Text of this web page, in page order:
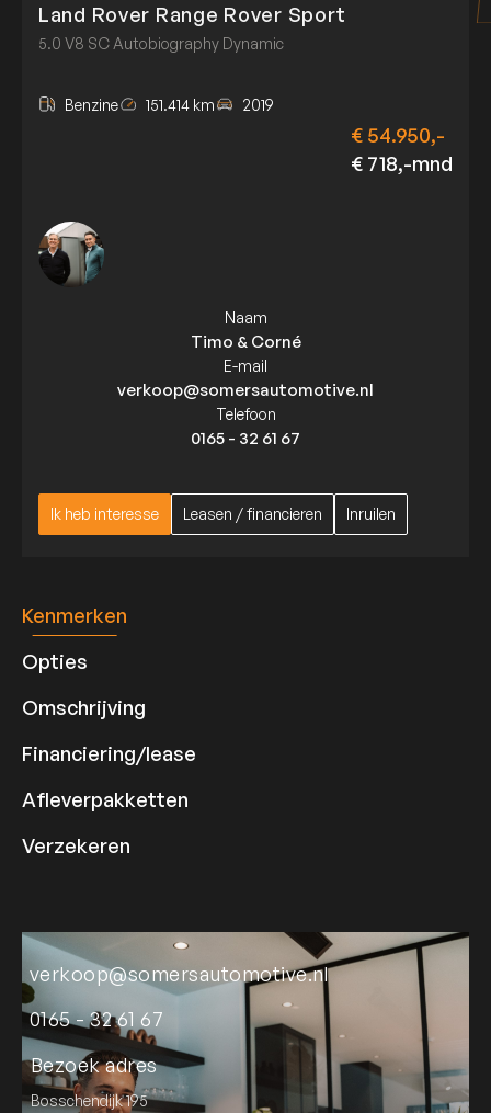
Land Rover Range Rover Sport
5.0 V8 SC Autobiography Dynamic
Benzine 151.414 km 2019
€ 54.950,-
€ 718,-mnd
Ik heb interesse
Ik heb interesse
Leasen / financieren
Leasen / financieren
Inruilen
Inruilen
Naam
Timo & Corné
E-mail
verkoop@somersautomotive.nl
Telefoon
0165 - 32 61 67
Kenmerken
Opties
Omschrijving
Financiering/lease
Afleverpakketten
Verzekeren
verkoop@somersautomotive.nl
0165 - 32 61 67
Bezoek adres
Bosschendijk 195